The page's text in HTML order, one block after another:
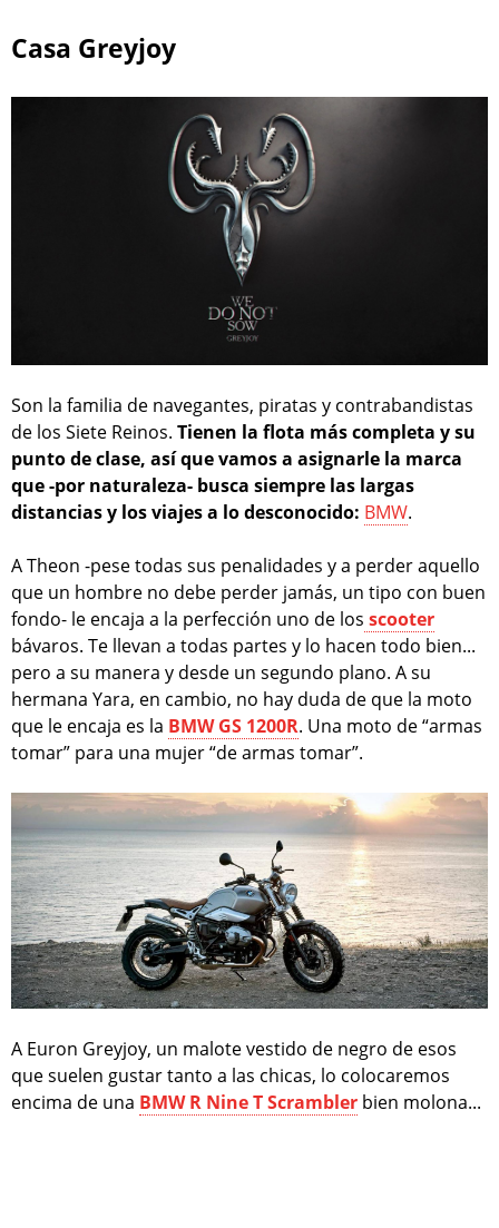
Casa Greyjoy
Son la familia de navegantes, piratas y contrabandistas
de los Siete Reinos. Tienen la flota más completa y su
punto de clase, así que vamos a asignarle la marca
que -por naturaleza- busca siempre las largas
distancias y los viajes a lo desconocido: BMW.
A Theon -pese todas sus penalidades y a perder aquello
que un hombre no debe perder jamás, un tipo con buen
fondo- le encaja a la perfección uno de los scooter
bávaros. Te llevan a todas partes y lo hacen todo bien...
pero a su manera y desde un segundo plano. A su
hermana Yara, en cambio, no hay duda de que la moto
que le encaja es la BMW GS 1200R. Una moto de “armas
tomar” para una mujer “de armas tomar”.
A Euron Greyjoy, un malote vestido de negro de esos
que suelen gustar tanto a las chicas, lo colocaremos
encima de una BMW R Nine T Scrambler bien molona...